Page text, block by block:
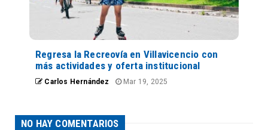
Regresa la Recreovía en Villavicencio con
más actividades y oferta institucional
Carlos Hernández Mar 19, 2025
NO HAY COMENTARIOS